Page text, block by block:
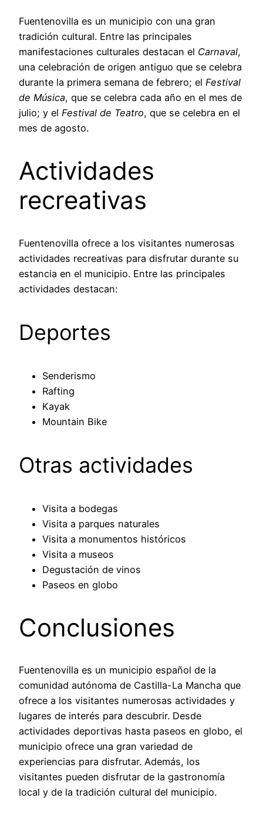
Fuentenovilla es un municipio con una gran
tradición cultural. Entre las principales
manifestaciones culturales destacan el Carnaval,
una celebración de origen antiguo que se celebra
durante la primera semana de febrero; el Festival
de Música, que se celebra cada año en el mes de
julio; y el Festival de Teatro, que se celebra en el
mes de agosto.
Actividades
recreativas
Fuentenovilla ofrece a los visitantes numerosas
actividades recreativas para disfrutar durante su
estancia en el municipio. Entre las principales
actividades destacan:
Deportes
Senderismo
Rafting
Kayak
Mountain Bike
Otras actividades
Visita a bodegas
Visita a parques naturales
Visita a monumentos históricos
Visita a museos
Degustación de vinos
Paseos en globo
Conclusiones
Fuentenovilla es un municipio español de la
comunidad autónoma de Castilla-La Mancha que
ofrece a los visitantes numerosas actividades y
lugares de interés para descubrir. Desde
actividades deportivas hasta paseos en globo, el
municipio ofrece una gran variedad de
experiencias para disfrutar. Además, los
visitantes pueden disfrutar de la gastronomía
local y de la tradición cultural del municipio.